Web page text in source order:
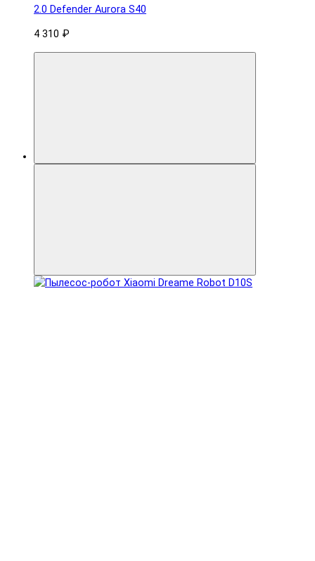
2.0 Defender Aurora S40
4 310 ₽